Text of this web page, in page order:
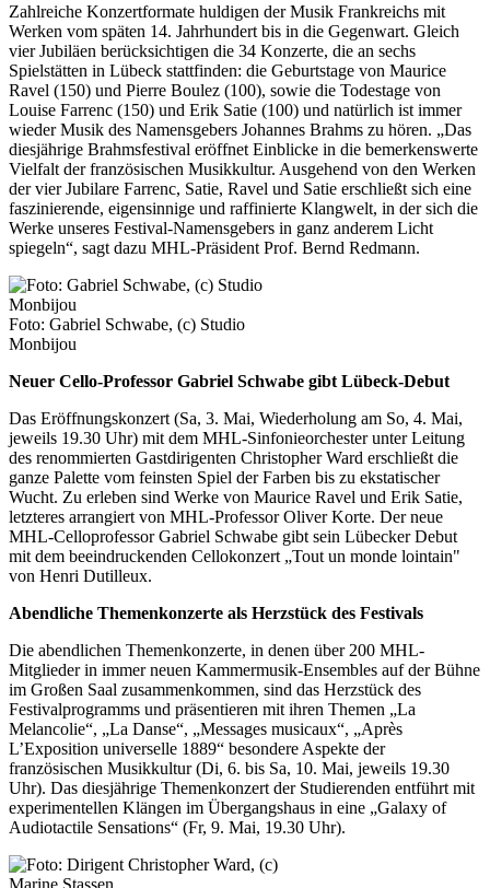
Zahlreiche Konzertformate huldigen der Musik Frankreichs mit
Werken vom späten 14. Jahrhundert bis in die Gegenwart. Gleich
vier Jubiläen berücksichtigen die 34 Konzerte, die an sechs
Spielstätten in Lübeck stattfinden: die Geburtstage von Maurice
Ravel (150) und Pierre Boulez (100), sowie die Todestage von
Louise Farrenc (150) und Erik Satie (100) und natürlich ist immer
wieder Musik des Namensgebers Johannes Brahms zu hören. „Das
diesjährige Brahmsfestival eröffnet Einblicke in die bemerkenswerte
Vielfalt der französischen Musikkultur. Ausgehend von den Werken
der vier Jubilare Farrenc, Satie, Ravel und Satie erschließt sich eine
faszinierende, eigensinnige und raffinierte Klangwelt, in der sich die
Werke unseres Festival-Namensgebers in ganz anderem Licht
spiegeln“, sagt dazu MHL-Präsident Prof. Bernd Redmann.
Foto: Gabriel Schwabe, (c) Studio
Monbijou
Neuer Cello-Professor Gabriel Schwabe gibt Lübeck-Debut
Das Eröffnungskonzert (Sa, 3. Mai, Wiederholung am So, 4. Mai,
jeweils 19.30 Uhr) mit dem MHL-Sinfonieorchester unter Leitung
des renommierten Gastdirigenten Christopher Ward erschließt die
ganze Palette vom feinsten Spiel der Farben bis zu ekstatischer
Wucht. Zu erleben sind Werke von Maurice Ravel und Erik Satie,
letzteres arrangiert von MHL-Professor Oliver Korte. Der neue
MHL-Celloprofessor Gabriel Schwabe gibt sein Lübecker Debut
mit dem beeindruckenden Cellokonzert „Tout un monde lointain"
von Henri Dutilleux.
Abendliche Themenkonzerte als Herzstück des Festivals
Die abendlichen Themenkonzerte, in denen über 200 MHL-
Mitglieder in immer neuen Kammermusik-Ensembles auf der Bühne
im Großen Saal zusammenkommen, sind das Herzstück des
Festivalprogramms und präsentieren mit ihren Themen „La
Melancolie“, „La Danse“, „Messages musicaux“, „Après
L’Exposition universelle 1889“ besondere Aspekte der
französischen Musikkultur (Di, 6. bis Sa, 10. Mai, jeweils 19.30
Uhr). Das diesjährige Themenkonzert der Studierenden entführt mit
experimentellen Klängen im Übergangshaus in eine „Galaxy of
Audiotactile Sensations“ (Fr, 9. Mai, 19.30 Uhr).